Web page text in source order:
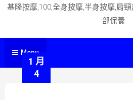
基隆按摩,100,全身按摩,半身按摩,肩
部保養
Menu
1 月
4